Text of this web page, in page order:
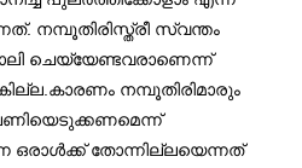
നമ്പൂതിരിസ്ത്രീ സ്വന്തം
ചെയ്യേണ്ടവരാണെന്ന്
നമ്പൂതിരിമാരും
ഒരാള്‍ക്ക് തോന്നില്ലയെന്നത്